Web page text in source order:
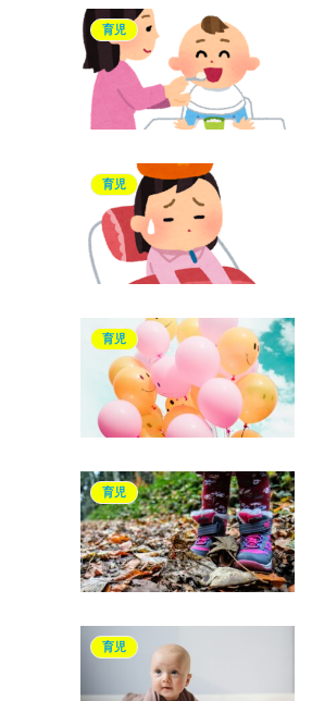
育児
育児
育児
育児
育児